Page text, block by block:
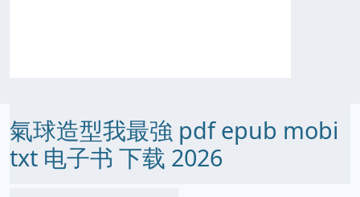
氣球造型我最強 pdf epub mobi
txt 电子书 下载 2026